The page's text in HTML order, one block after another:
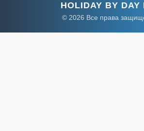
HOLIDAY BY DAY
© 2026 Все права